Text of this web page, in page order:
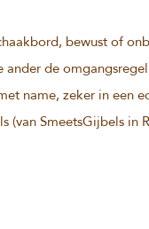
bewust of
de
name, zeker in een
(van SmeetsGijbels in